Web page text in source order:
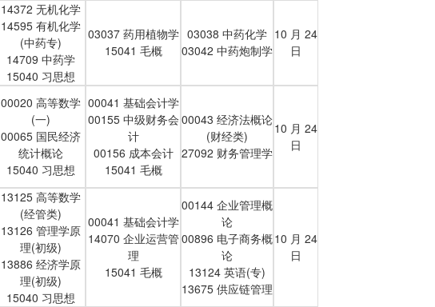
14372 无机化学
14595 有机化学
(中药专)
14709 中药学
15040 习思想
03037 药用植物学
15041 毛概
03038 中药化学
03042 中药炮制学
10 月 24
日
00020 高等数学
(一)
00065 国民经济
统计概论
15040 习思想
00041 基础会计学
00155 中级财务会
计
00156 成本会计
15041 毛概
00043 经济法概论
(财经类)
27092 财务管理学
10 月 24
日
13125 高等数学
(经管类)
13126 管理学原
理(初级)
13886 经济学原
理(初级)
15040 习思想
00041 基础会计学
14070 企业运营管
理
15041 毛概
00144 企业管理概
论
00896 电子商务概
论
13124 英语(专)
13675 供应链管理
10 月 24
日